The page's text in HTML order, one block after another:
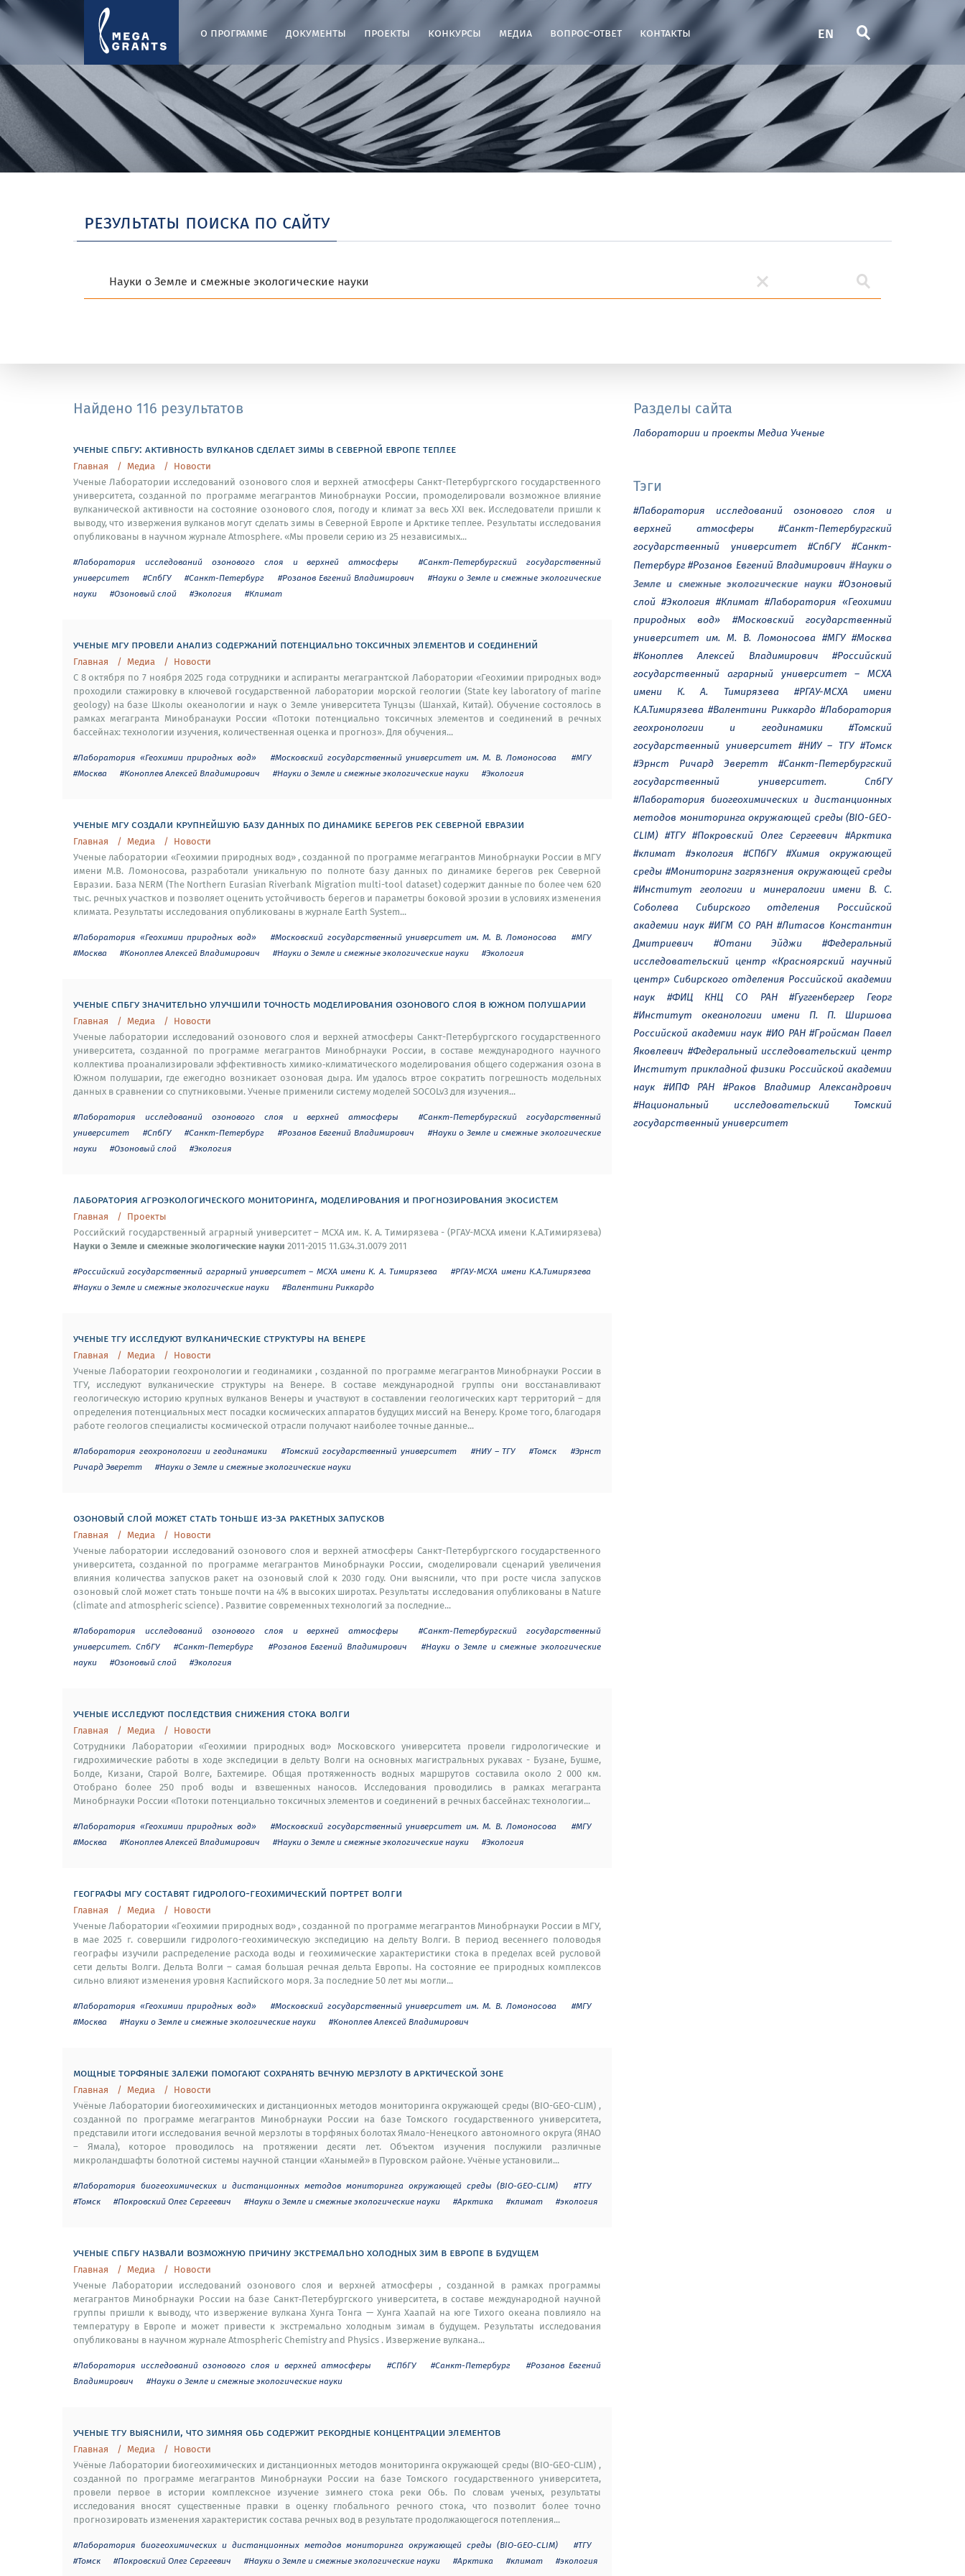
о программе документы проекты конкурсы медиа вопрос-ответ контакты EN
результаты поиска по сайту
Найдено 116 результатов
ученые спбгу: активность вулканов сделает зимы в северной европе теплее
Главная Медиа
Новости
Ученые Лаборатории исследований озонового слоя и верхней атмосферы Санкт-Петербургского государственного
университета, созданной по программе мегагрантов Минобрнауки России, промоделировали возможное влияние
вулканической активности на состояние озонового слоя, погоду и климат за весь ХХI век. Исследователи пришли к
выводу, что извержения вулканов могут сделать зимы в Северной Европе и Арктике теплее. Результаты исследования
опубликованы в научном журнале Atmosphere. «Мы провели серию из 25 независимых...
#Лаборатория исследований озонового слоя и верхней атмосферы
#Санкт-Петербургский государственный
университет
#СпбГУ #Санкт-Петербург #Розанов Евгений Владимирович
#Науки о Земле и смежные экологические
науки
#Озоновый слой #Экология #Климат
ученые мгу провели анализ содержаний потенциально токсичных элементов и соединений
Главная Медиа
Новости
С 8 октября по 7 ноября 2025 года сотрудники и аспиранты мегагрантской Лаборатории «Геохимии природных вод»
проходили стажировку в ключевой государственной лаборатории морской геологии (State key laboratory of marine
geology) на базе Школы океанологии и наук о Земле университета Тунцзы (Шанхай, Китай). Обучение состоялось в
рамках мегагранта Минобранауки России «Потоки потенциально токсичных элементов и соединений в речных
бассейнах: технологии изучения, количественная оценка и прогноз». Для обучения...
#Лаборатория «Геохимии природных вод» #Московский государственный университет им. М. В. Ломоносова
#МГУ
#Москва
#Коноплев Алексей Владимирович #Науки о Земле и смежные экологические науки #Экология
ученые мгу создали крупнейшую базу данных по динамике берегов рек северной евразии
Главная Медиа
Новости
Ученые лаборатории «Геохимии природных вод» , созданной по программе мегагрантов Минобрнауки России в МГУ
имени М.В. Ломоносова, разработали уникальную по полноте базу данных по динамике берегов рек Северной
Евразии. База NERM (The Northern Eurasian Riverbank Migration multi-tool dataset) содержит данные по более чем 620
тыс. речных участков и позволяет оценить устойчивость берегов и параметры боковой эрозии в условиях изменения
климата. Результаты исследования опубликованы в журнале Earth System...
#Лаборатория «Геохимии природных вод» #Московский государственный университет им. М. В. Ломоносова
#МГУ
#Москва
#Коноплев Алексей Владимирович #Науки о Земле и смежные экологические науки #Экология
ученые спбгу значительно улучшили точность моделирования озонового слоя в южном полушарии
Главная Медиа
Новости
Ученые лаборатории исследований озонового слоя и верхней атмосферы Санкт-Петербургского государственного
университета, созданной по программе мегагрантов Минобрнауки России, в составе международного научного
коллектива проанализировали эффективность химико‑климатического моделирования общего содержания озона в
Южном полушарии, где ежегодно возникает озоновая дыра. Им удалось втрое сократить погрешность модельных
данных в сравнении со спутниковыми. Ученые применили систему моделей SOCOLv3 для изучения...
#Лаборатория исследований озонового слоя и верхней атмосферы
#Санкт-Петербургский государственный
университет
#СпбГУ #Санкт-Петербург #Розанов Евгений Владимирович
#Науки о Земле и смежные экологические
науки
#Озоновый слой #Экология
лаборатория агроэкологического мониторинга, моделирования и прогнозирования экосистем
Главная
Проекты
Российский государственный аграрный университет – МСХА им. К. А. Тимирязева - (РГАУ-МСХА имени К.А.Тимирязева)
Науки о Земле и смежные экологические науки 2011-2015 11.G34.31.0079 2011
#Российский государственный аграрный университет – МСХА имени К. А. Тимирязева
#РГАУ-МСХА имени К.А.Тимирязева
#Науки о Земле и смежные экологические науки
#Валентини Риккардо
ученые тгу исследуют вулканические структуры на венере
Главная Медиа
Новости
Ученые Лаборатории геохронологии и геодинамики , созданной по программе мегагрантов Минобрнауки России в
ТГУ, исследуют вулканические структуры на Венере. В составе международной группы они восстанавливают
геологическую историю крупных вулканов Венеры и участвуют в составлении геологических карт территорий – для
определения потенциальных мест посадки космических аппаратов будущих миссий на Венеру. Кроме того, благодаря
работе геологов специалисты космической отрасли получают наиболее точные данные...
#Лаборатория геохронологии и геодинамики #Томский государственный университет #НИУ – ТГУ #Томск
#Эрнст
Ричард Эверетт
#Науки о Земле и смежные экологические науки
озоновый слой может стать тоньше из-за ракетных запусков
Главная Медиа
Новости
Ученые лаборатории исследований озонового слоя и верхней атмосферы Санкт-Петербургского государственного
университета, созданной по программе мегагрантов Минобрнауки России, смоделировали сценарий увеличения
влияния количества запусков ракет на озоновый слой к 2030 году. Они выяснили, что при росте числа запусков
озоновый слой может стать тоньше почти на 4% в высоких широтах. Результаты исследования опубликованы в Nature
(climate and atmospheric science) . Развитие современных технологий за последние...
#Лаборатория исследований озонового слоя и верхней атмосферы
#Санкт-Петербургский государственный
университет. СпбГУ
#Санкт-Петербург #Розанов Евгений Владимирович
#Науки о Земле и смежные экологические
науки
#Озоновый слой #Экология
ученые исследуют последствия снижения стока волги
Главная Медиа
Новости
Сотрудники Лаборатории «Геохимии природных вод» Московского университета провели гидрологические и
гидрохимические работы в ходе экспедиции в дельту Волги на основных магистральных рукавах - Бузане, Бушме,
Болде, Кизани, Старой Волге, Бахтемире. Общая протяженность водных маршрутов составила около 2 000 км.
Отобрано более 250 проб воды и взвешенных наносов. Исследования проводились в рамках мегагранта
Минобрнауки России «Потоки потенциально токсичных элементов и соединений в речных бассейнах: технологии...
#Лаборатория «Геохимии природных вод» #Московский государственный университет им. М. В. Ломоносова
#МГУ
#Москва
#Коноплев Алексей Владимирович #Науки о Земле и смежные экологические науки #Экология
географы мгу составят гидролого-геохимический портрет волги
Главная Медиа
Новости
Ученые Лаборатории «Геохимии природных вод» , созданной по программе мегагрантов Минобрнауки России в МГУ,
в мае 2025 г. совершили гидролого-геохимическую экспедицию на дельту Волги. В период весеннего половодья
географы изучили распределение расхода воды и геохимические характеристики стока в пределах всей русловой
сети дельты Волги. Дельта Волги – самая большая речная дельта Европы. На состояние ее природных комплексов
сильно влияют изменения уровня Каспийского моря. За последние 50 лет мы могли...
#Лаборатория «Геохимии природных вод» #Московский государственный университет им. М. В. Ломоносова
#МГУ
#Москва
#Науки о Земле и смежные экологические науки #Коноплев Алексей Владимирович
мощные торфяные залежи помогают сохранять вечную мерзлоту в арктической зоне
Главная Медиа
Новости
Учёные Лаборатории биогеохимических и дистанционных методов мониторинга окружающей среды (BIO-GEO-CLIM) ,
созданной по программе мегагрантов Минобрнауки России на базе Томского государственного университета,
представили итоги исследования вечной мерзлоты в торфяных болотах Ямало-Ненецкого автономного округа (ЯНАО
– Ямала), которое проводилось на протяжении десяти лет. Объектом изучения послужили различные
микроландшафты болотной системы научной станции «Ханымей» в Пуровском районе. Учёные установили...
#Лаборатория биогеохимических и дистанционных методов мониторинга окружающей среды (BIO-GEO-CLIM)
#ТГУ
#Томск
#Покровский Олег Сергеевич #Науки о Земле и смежные экологические науки #Арктика #климат #экология
ученые спбгу назвали возможную причину экстремально холодных зим в европе в будущем
Главная Медиа
Новости
Ученые Лаборатории исследований озонового слоя и верхней атмосферы , созданной в рамках программы
мегагрантов Минобрнауки России на базе Санкт‑Петербургского университета, в составе международной научной
группы пришли к выводу, что извержение вулкана Хунга Тонга — Хунга Хаапай на юге Тихого океана повлияло на
температуру в Европе и может привести к экстремально холодным зимам в будущем. Результаты исследования
опубликованы в научном журнале Atmospheric Chemistry and Physics . Извержение вулкана...
#Лаборатория исследований озонового слоя и верхней атмосферы #СПбГУ #Санкт-Петербург
#Розанов Евгений
Владимирович
#Науки о Земле и смежные экологические науки
ученые тгу выяснили, что зимняя обь содержит рекордные концентрации элементов
Главная Медиа
Новости
Учёные Лаборатории биогеохимических и дистанционных методов мониторинга окружающей среды (BIO-GEO-CLIM) ,
созданной по программе мегагрантов Минобрнауки России на базе Томского государственного университета,
провели первое в истории комплексное изучение зимнего стока реки Обь. По словам ученых, результаты
исследования вносят существенные правки в оценку глобального речного стока, что позволит более точно
прогнозировать изменения характеристик состава речных вод в результате продолжающегося потепления...
#Лаборатория биогеохимических и дистанционных методов мониторинга окружающей среды (BIO-GEO-CLIM)
#ТГУ
#Томск
#Покровский Олег Сергеевич #Науки о Земле и смежные экологические науки #Арктика #климат #экология
Разделы сайта
Лаборатории и проекты Медиа Ученые
Тэги
#Лаборатория исследований озонового слоя и
верхней атмосферы
#Санкт-Петербургский
государственный университет
#СпбГУ
#Санкт-
Петербург #Розанов Евгений Владимирович #Науки о
Земле и смежные экологические науки #Озоновый
слой #Экология #Климат #Лаборатория «Геохимии
природных вод»
#Московский государственный
университет им. М. В. Ломоносова #МГУ #Москва
#Коноплев Алексей Владимирович
#Российский
государственный аграрный университет – МСХА
имени К. А. Тимирязева
#РГАУ-МСХА имени
К.А.Тимирязева #Валентини Риккардо #Лаборатория
геохронологии и геодинамики
#Томский
государственный университет #НИУ – ТГУ #Томск
#Эрнст Ричард Эверетт
#Санкт-Петербургский
государственный университет. СпбГУ
#Лаборатория биогеохимических и дистанционных
методов мониторинга окружающей среды (BIO-GEO-
CLIM) #ТГУ #Покровский Олег Сергеевич #Арктика
#климат
#экология #СПбГУ
#Химия окружающей
среды #Мониторинг загрязнения окружающей среды
#Институт геологии и минералогии имени В. С.
Соболева Сибирского отделения Российской
академии наук #ИГМ СО РАН #Литасов Константин
Дмитриевич
#Отани Эйджи
#Федеральный
исследовательский центр «Красноярский научный
центр» Сибирского отделения Российской академии
наук
#ФИЦ КНЦ СО РАН
#Гуггенбергер Георг
#Институт океанологии имени П. П. Ширшова
Российской академии наук #ИО РАН #Гройсман Павел
Яковлевич #Федеральный исследовательский центр
Институт прикладной физики Российской академии
наук #ИПФ РАН #Раков Владимир Александрович
#Национальный исследовательский Томский
государственный университет